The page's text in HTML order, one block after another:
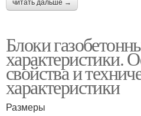
читать дальше →
Блоки
характеристики.
свойства и
характеристики
Размеры